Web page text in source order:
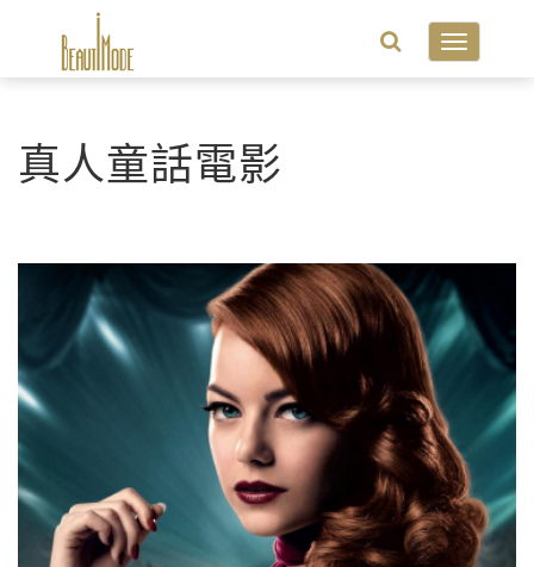
Toggle
真人童話電影